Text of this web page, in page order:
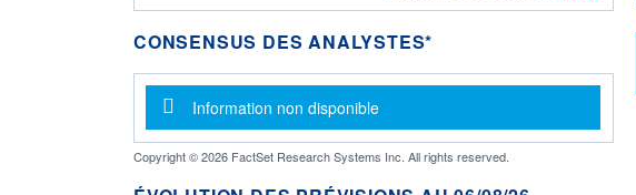
CONSENSUS DES ANALYSTES*
Message d'information
Information non disponible
Copyright © 2026 FactSet Research Systems Inc. All rights reserved.